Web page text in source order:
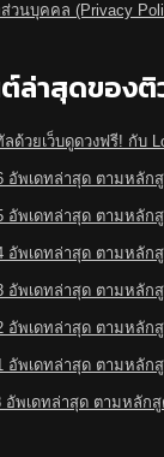
วนบุคคล (Privacy
ล่าสุดของติ
ด้วยเว็บดูดวงฟรี! กับ
พเดทล่าสุด ตามหลักสู
พเดทล่าสุด ตามหลักสู
พเดทล่าสุด ตามหลักสู
พเดทล่าสุด ตามหลักสู
พเดทล่าสุด ตามหลักสู
พเดทล่าสุด ตามหลักสู
พเดทล่าสุด ตามหลักสู